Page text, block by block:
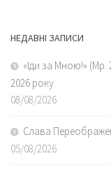
НЕДАВНІ ЗАПИСИ
«Іди за Мною!»
2026 року
08/08/2026
Слава
05/08/2026